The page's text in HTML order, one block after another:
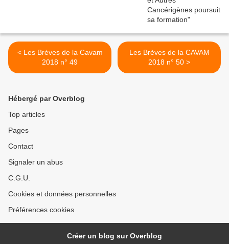
< Les Brèves de la Cavam
2018 n° 49
Les Brèves de la CAVAM
2018 n° 50 >
Hébergé par Overblog
Top articles
Pages
Contact
Signaler un abus
C.G.U.
Cookies et données personnelles
Préférences cookies
Créer un blog sur Overblog